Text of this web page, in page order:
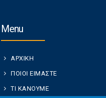
Menu
ΑΡΧΙΚΗ
ΠΟΙΟΙ ΕΙΜΑΣΤΕ
ΤΙ ΚΑΝΟΥΜΕ